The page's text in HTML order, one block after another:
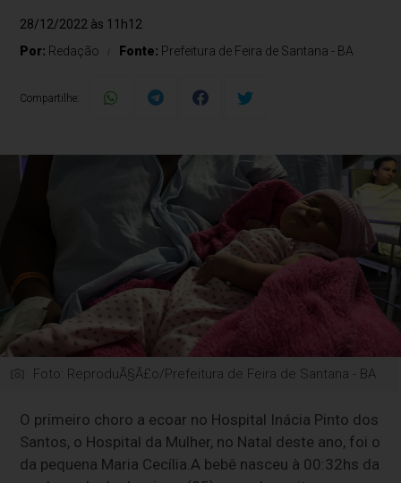
28/12/2022 às 11h12
Por: Redação Fonte: Prefeitura de Feira de Santana - BA
Compartilhe:
Foto: ReproduÃ§Ã£o/Prefeitura de Feira de Santana - BA
O primeiro choro a ecoar no Hospital Inácia Pinto dos
Santos, o Hospital da Mulher, no Natal deste ano, foi o
da pequena Maria Cecília.A bebê nasceu à 00:32hs da